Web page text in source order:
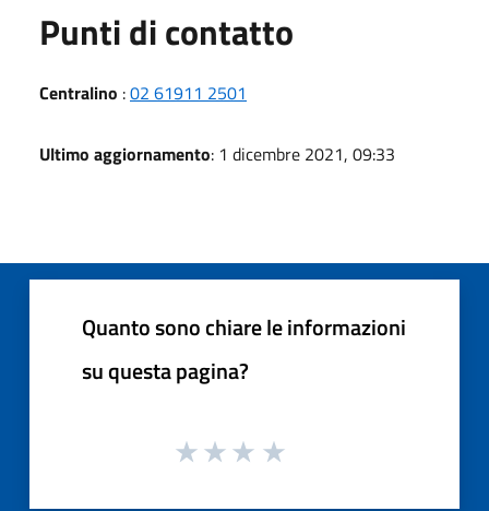
Punti di contatto
Centralino :02 61911 2501
Ultimo aggiornamento: 1 dicembre 2021, 09:33
Quanto sono chiare le informazioni
su questa pagina?